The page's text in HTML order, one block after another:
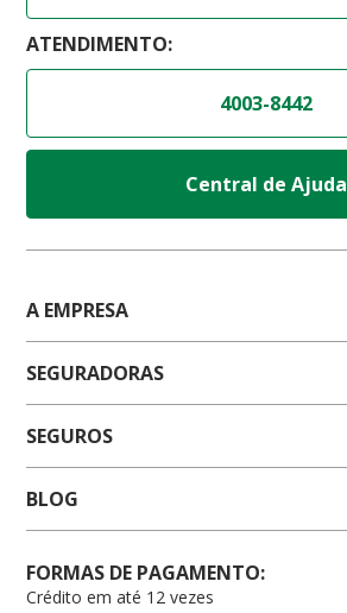
ATENDIMENTO:
4003-8442
Central de Ajuda
A EMPRESA
SEGURADORAS
SEGUROS
BLOG
FORMAS DE PAGAMENTO:
Crédito em até 12 vezes